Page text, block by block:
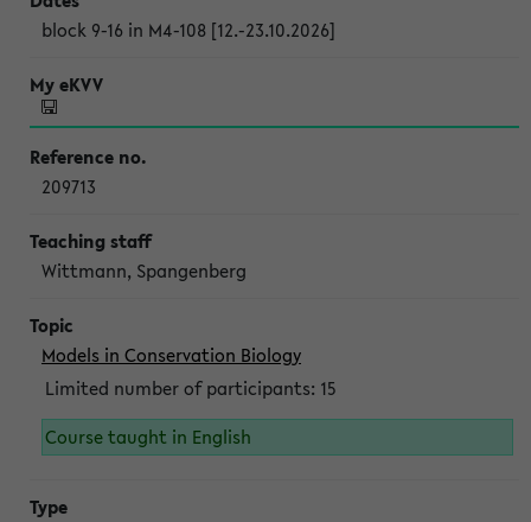
block 9-16 in M4-108 [12.-23.10.2026]
209713
Wittmann, Spangenberg
Models in Conservation Biology
Limited number of participants: 15
Course taught in English